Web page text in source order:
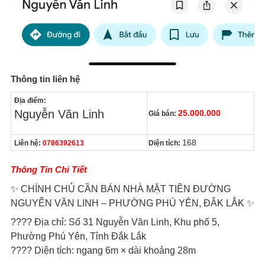
Thông tin liên hệ
Địa điểm:
Nguyễn Văn Linh Giá bán: 25.000.000
Liên hệ: 0786392613 Diện tích: 168
Thông Tin Chi Tiết
✨ CHÍNH CHỦ CẦN BÁN NHÀ MẶT TIỀN ĐƯỜNG
NGUYỄN VĂN LINH – PHƯỜNG PHÚ YÊN, ĐẮK LẮK ✨
???? Địa chỉ: Số 31 Nguyễn Văn Linh, Khu phố 5,
Phường Phú Yên, Tỉnh Đắk Lắk
???? Diện tích: ngang 6m × dài khoảng 28m